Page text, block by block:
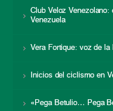
Club Veloz
Venezuela
Vera Fortique: voz de la
Inicios del ciclismo en
«Pega Betulio… Pega